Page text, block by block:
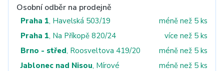
Osobní odběr na prodejně
Praha 1, Havelská 503/19
méně než 5 ks
Praha 1, Na Příkopě 820/24
více než 5 ks
Brno - střed, Roosveltova 419/20
méně než 5 ks
Jablonec nad Nisou, Mírové
méně než 5 ks